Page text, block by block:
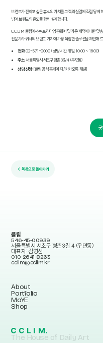
브랜드가 전하고 싶은 휴식의 가치를 고객의 살결에 직접 닿게
넘어 브랜드의 온도를 함께 설계합니다.
CCLIM 클림에서는 프리미엄 홈웨어 및 가운 제작에 대한 맞
전문가가 귀사의 브랜드 가치에 가장 적합한 솔루션을 제안해
전화: 02-571-0000 (상담 시간: 평일 10:00 ~ 18:00)
주소: 서울특별시 서초구 형촌3길 4 (우면동)
상담 신청: [클림 공식 홈페이지 / 카카오톡 채널]
굿
← 목록으로 돌아가기
클림
546-45-00939
서울특별시 서초구 형촌3길 4 (우면동)
대표자: 김영선
010-2641-8263
cclim@cclim.kr
About
Portfolio
MoYE
Shop
The House of Daily Art